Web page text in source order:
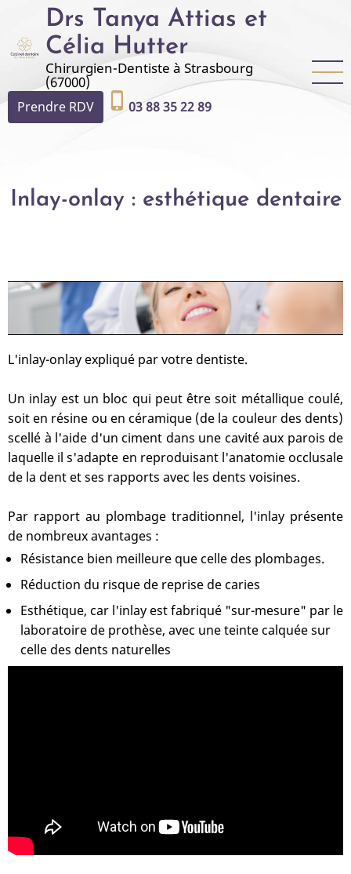
contenu
principal
Drs Tanya Attias et
Célia Hutter
Chirurgien-Dentiste à Strasbourg
(67000)
Prendre RDV phone_iphone 03 88 35 22 89
Inlay-onlay : esthétique dentaire
L'inlay-onlay expliqué par votre dentiste.
Un inlay est un bloc qui peut être soit métallique coulé,
soit en résine ou en céramique (de la couleur des dents)
scellé à l'aide d'un ciment dans une cavité aux parois de
laquelle il s'adapte en reproduisant l'anatomie occlusale
de la dent et ses rapports avec les dents voisines.
Par rapport au plombage traditionnel, l'inlay présente
de nombreux avantages :
Résistance bien meilleure que celle des plombages.
Réduction du risque de reprise de caries
Esthétique, car l'inlay est fabriqué "sur-mesure" par le
laboratoire de prothèse, avec une teinte calquée sur
celle des dents naturelles